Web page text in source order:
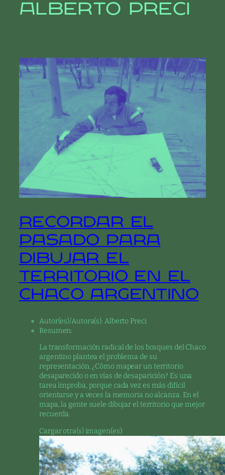
Alberto Preci
Recordar el
pasado para
dibujar el
territorio en el
Chaco argentino
Autor(es)/Autora(s): Alberto Preci
Resumen:
La transformación radical de los bosques del Chaco
argentino plantea el problema de su
representación. ¿Cómo mapear un territorio
desaparecido o en vías de desaparición? Es una
tarea ímproba, porque cada vez es más difícil
orientarse y a veces la memoria no alcanza. En el
mapa, la gente suele dibujar el territorio que mejor
recuerda.
Cargar otra(s) imagen(es):